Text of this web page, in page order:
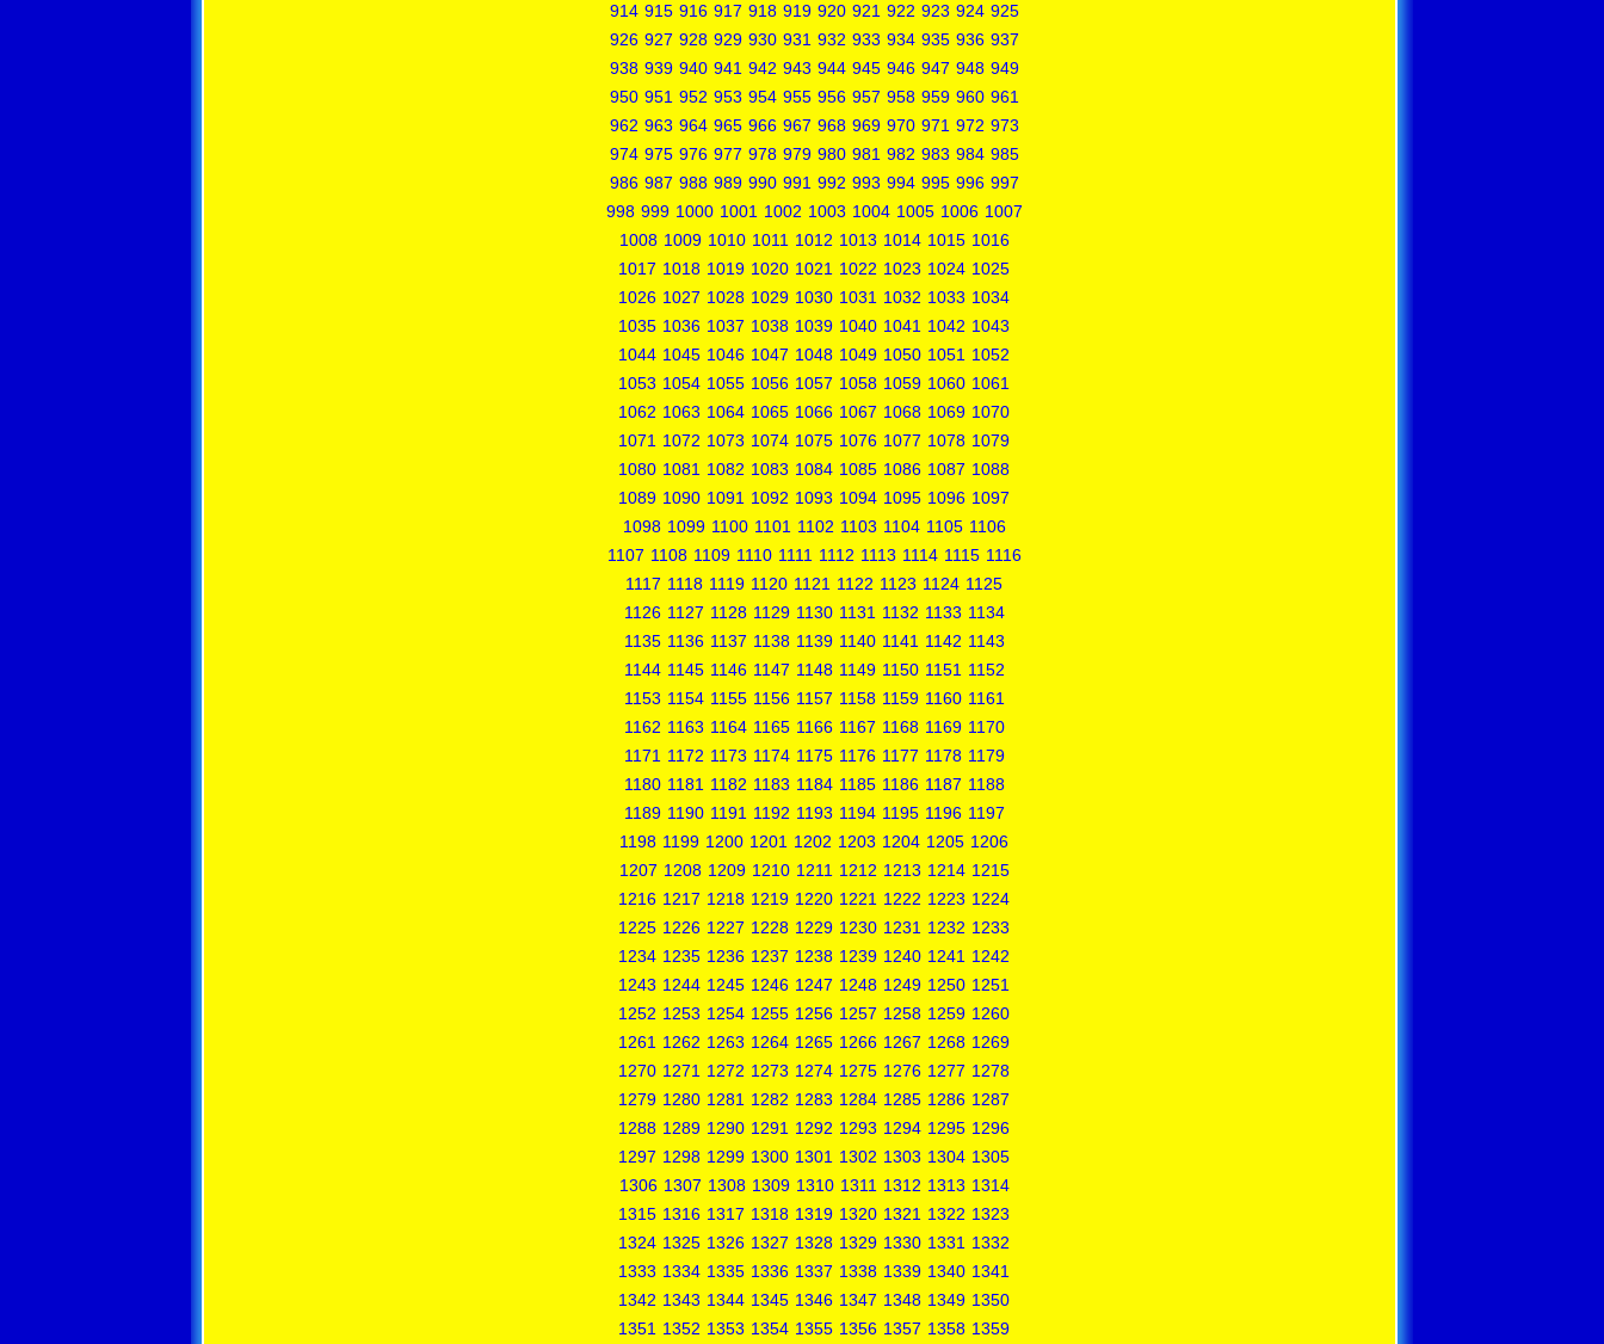
914 915 916 917 918 919 920 921 922 923 924 925
926 927 928 929 930 931 932 933 934 935 936 937
938 939 940 941 942 943 944 945 946 947 948 949
950 951 952 953 954 955 956 957 958 959 960 961
962 963 964 965 966 967 968 969 970 971 972 973
974 975 976 977 978 979 980 981 982 983 984 985
986 987 988 989 990 991 992 993 994 995 996 997
998 999 1000 1001 1002 1003 1004 1005 1006 1007
1008 1009 1010 1011 1012 1013 1014 1015 1016
1017 1018 1019 1020 1021 1022 1023 1024 1025
1026 1027 1028 1029 1030 1031 1032 1033 1034
1035 1036 1037 1038 1039 1040 1041 1042 1043
1044 1045 1046 1047 1048 1049 1050 1051 1052
1053 1054 1055 1056 1057 1058 1059 1060 1061
1062 1063 1064 1065 1066 1067 1068 1069 1070
1071 1072 1073 1074 1075 1076 1077 1078 1079
1080 1081 1082 1083 1084 1085 1086 1087 1088
1089 1090 1091 1092 1093 1094 1095 1096 1097
1098 1099 1100 1101 1102 1103 1104 1105 1106
1107 1108 1109 1110 1111 1112 1113 1114 1115 1116
1117 1118 1119 1120 1121 1122 1123 1124 1125
1126 1127 1128 1129 1130 1131 1132 1133 1134
1135 1136 1137 1138 1139 1140 1141 1142 1143
1144 1145 1146 1147 1148 1149 1150 1151 1152
1153 1154 1155 1156 1157 1158 1159 1160 1161
1162 1163 1164 1165 1166 1167 1168 1169 1170
1171 1172 1173 1174 1175 1176 1177 1178 1179
1180 1181 1182 1183 1184 1185 1186 1187 1188
1189 1190 1191 1192 1193 1194 1195 1196 1197
1198 1199 1200 1201 1202 1203 1204 1205 1206
1207 1208 1209 1210 1211 1212 1213 1214 1215
1216 1217 1218 1219 1220 1221 1222 1223 1224
1225 1226 1227 1228 1229 1230 1231 1232 1233
1234 1235 1236 1237 1238 1239 1240 1241 1242
1243 1244 1245 1246 1247 1248 1249 1250 1251
1252 1253 1254 1255 1256 1257 1258 1259 1260
1261 1262 1263 1264 1265 1266 1267 1268 1269
1270 1271 1272 1273 1274 1275 1276 1277 1278
1279 1280 1281 1282 1283 1284 1285 1286 1287
1288 1289 1290 1291 1292 1293 1294 1295 1296
1297 1298 1299 1300 1301 1302 1303 1304 1305
1306 1307 1308 1309 1310 1311 1312 1313 1314
1315 1316 1317 1318 1319 1320 1321 1322 1323
1324 1325 1326 1327 1328 1329 1330 1331 1332
1333 1334 1335 1336 1337 1338 1339 1340 1341
1342 1343 1344 1345 1346 1347 1348 1349 1350
1351 1352 1353 1354 1355 1356 1357 1358 1359